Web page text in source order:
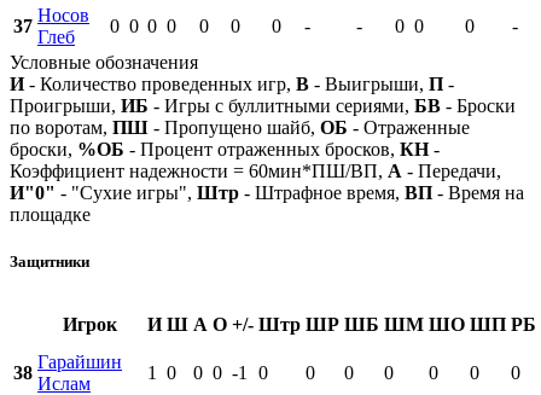
37
Носов
Глеб
0 0 0 0 0 0 0 - - 0 0 0
-
Условные обозначения
И- Количество проведенных игр, В - Выигрыши, П -
Проигрыши, ИБ - Игры с буллитными сериями, БВ - Броски
по воротам, ПШ - Пропущено шайб, ОБ - Отраженные
броски, %ОБ - Процент отраженных бросков, КН-
Коэффициент надежности = 60мин*ПШ/ВП, А - Передачи,
И"0" - "Сухие игры", Штр - Штрафное время, ВП - Время на
площадке
Защитники
Игрок И Ш А О +/- Штр ШР ШБ ШМ ШО ШП РБ
38
Гарайшин
Ислам
1 0 0 0 -1 0 0 0 0 0 0 0